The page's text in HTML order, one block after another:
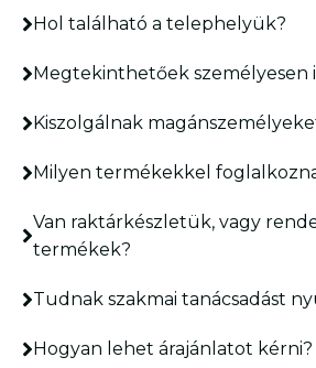
Hol található a telephelyük?
Megtekinthetőek személyesen
Kiszolgálnak
Milyen termékekkel
Van raktárkészletük, vagy
termékek?
Tudnak szakmai tanácsadást
Hogyan lehet árajánlatot kérni?